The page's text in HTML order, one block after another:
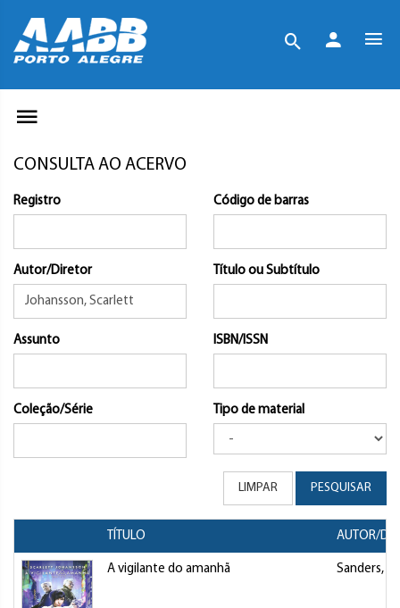
CONSULTA AO ACERVO
Registro Código de barras
Autor/Diretor Título ou Subtítulo
Assunto ISBN/ISSN
Coleção/Série Tipo de material
LIMPAR PESQUISAR
TÍTULO AUTOR/
A vigilante do amanhã Sanders,